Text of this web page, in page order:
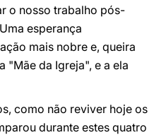
o nosso trabalho pós-
esperança
mais nobre e, queira
"Mãe da Igreja", e a ela
como não reviver hoje os
durante estes quatro